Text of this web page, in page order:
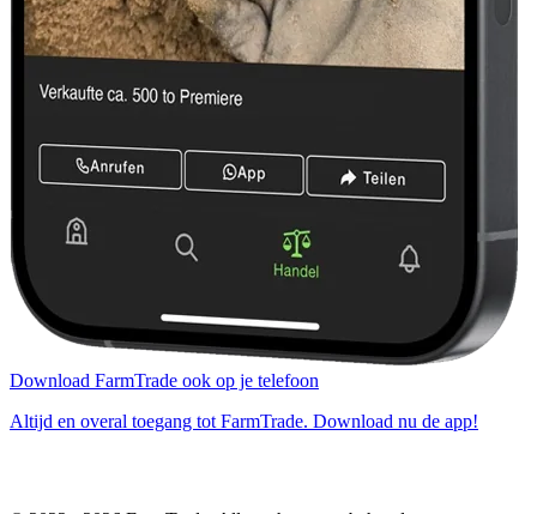
Download FarmTrade ook op je telefoon
Altijd en overal toegang tot FarmTrade. Download nu de app!